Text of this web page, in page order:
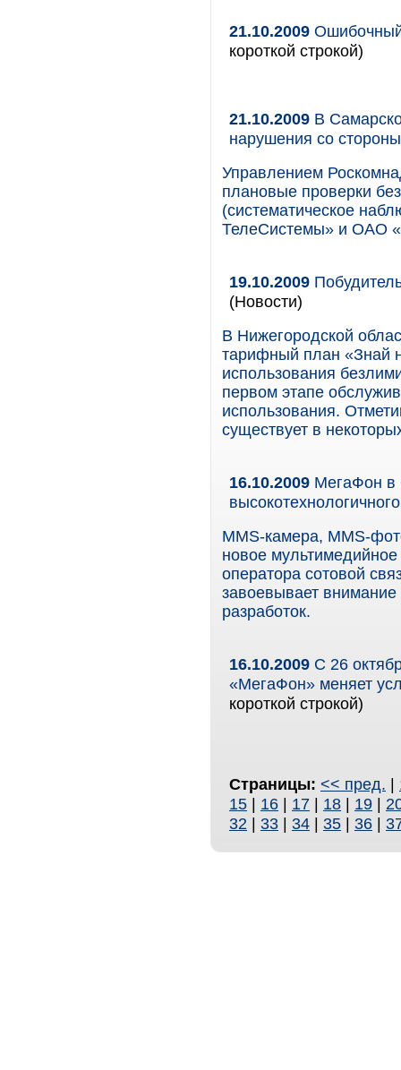
21.10.2009
короткой строкой)
21.10.2009 В
нарушения со
Управлением
плановые проверки
(систематическое
ТелеСистемы» и ОАО
19.10.2009
(Новости)
В Нижегородской
тарифный план «Знай
использования
первом этапе
использования.
существует в
16.10.2009 МегаФон в
MMS-камера, MMS-
новое
оператора сотовой
завоевывает
разработок.
16.10.2009 С 26
«МегаФон» меняет
короткой строкой)
Страницы: << пред. |
15 | 16 | 17 | 18 | 19 |
32 | 33 | 34 | 35 | 36 |